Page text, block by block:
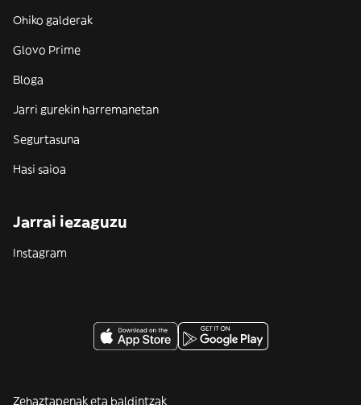
Ohiko galderak
Glovo Prime
Bloga
Jarri gurekin harremanetan
Segurtasuna
Hasi saioa
Jarrai iezaguzu
Instagram
Zehaztapenak eta baldintzak